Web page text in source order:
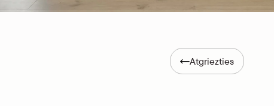
Atgriezties